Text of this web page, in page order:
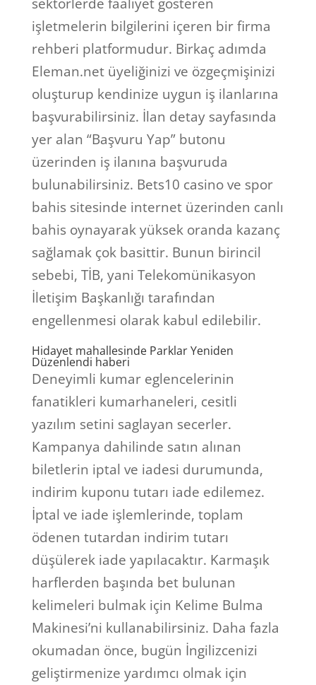
sektörlerde faaliyet gösteren
işletmelerin bilgilerini içeren bir firma
rehberi platformudur. Birkaç adımda
Eleman.net üyeliğinizi ve özgeçmişinizi
oluşturup kendinize uygun iş ilanlarına
başvurabilirsiniz. İlan detay sayfasında
yer alan “Başvuru Yap” butonu
üzerinden iş ilanına başvuruda
bulunabilirsiniz. Bets10 casino ve spor
bahis sitesinde internet üzerinden canlı
bahis oynayarak yüksek oranda kazanç
sağlamak çok basittir. Bunun birincil
sebebi, TİB, yani Telekomünikasyon
İletişim Başkanlığı tarafından
engellenmesi olarak kabul edilebilir.
Hidayet mahallesinde Parklar Yeniden
Düzenlendi haberi
Deneyimli kumar eglencelerinin
fanatikleri kumarhaneleri, cesitli
yazılım setini saglayan secerler.
Kampanya dahilinde satın alınan
biletlerin iptal ve iadesi durumunda,
indirim kuponu tutarı iade edilemez.
İptal ve iade işlemlerinde, toplam
ödenen tutardan indirim tutarı
düşülerek iade yapılacaktır. Karmaşık
harflerden başında bet bulunan
kelimeleri bulmak için Kelime Bulma
Makinesi’ni kullanabilirsiniz. Daha fazla
okumadan önce, bugün İngilizcenizi
geliştirmenize yardımcı olmak için